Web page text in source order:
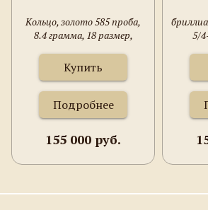
Кольцо, золото 585 проба,
8.4 грамма, 18 размер,
Купить
Подробнее
155 000 руб.
5/